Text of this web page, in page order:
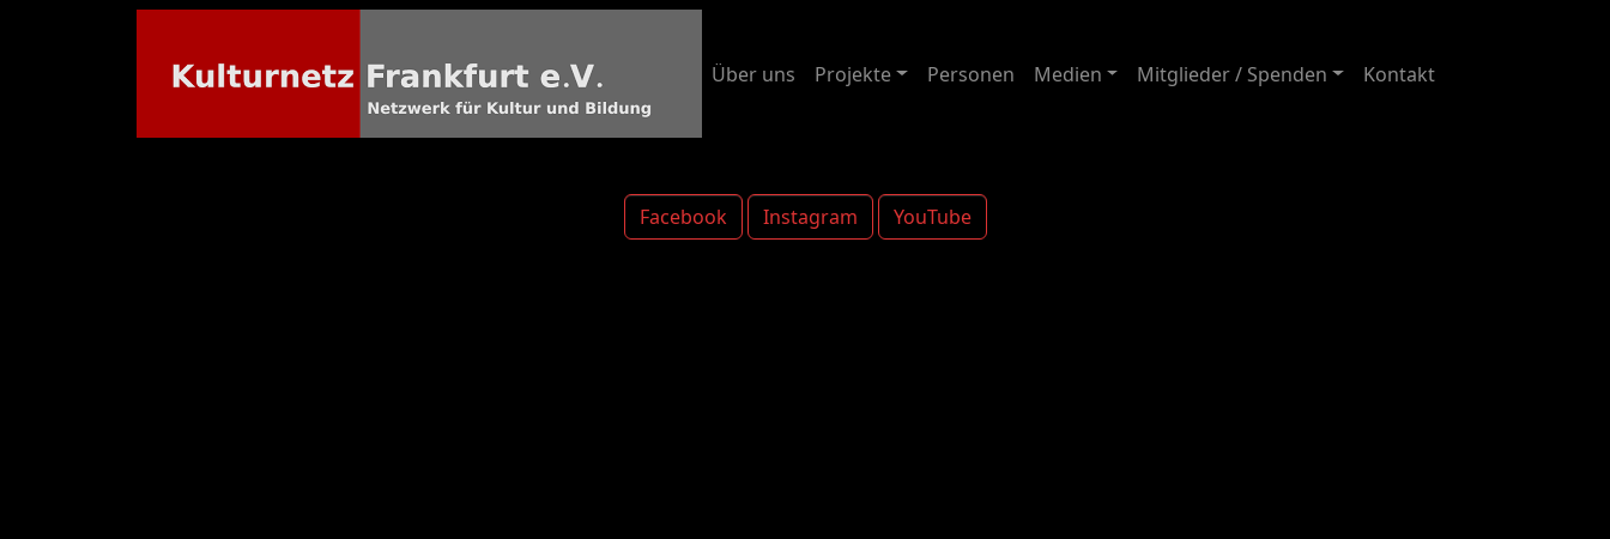
Facebook Instagram YouTube
Über uns Projekte Personen Medien Mitglieder / Spenden Kontakt